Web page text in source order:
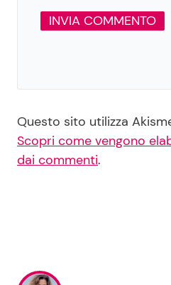
Questo sito utilizza
Scopri come vengono
dai commenti.